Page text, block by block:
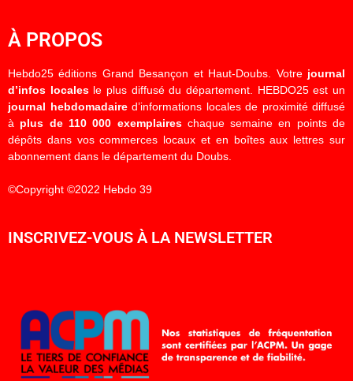
À PROPOS
Hebdo25 éditions Grand Besançon et Haut-Doubs. Votre journal
d’infos localesle plus diffusé du département. HEBDO25 est un
journal hebdomadaired’informations locales de proximité diffusé
à plus de 110 000 exemplaireschaque semaine en points de
dépôts dans vos commerces locaux et en boîtes aux lettres sur
abonnement dans le département du Doubs.
©Copyright ©2022 Hebdo 39
INSCRIVEZ-VOUS À LA NEWSLETTER